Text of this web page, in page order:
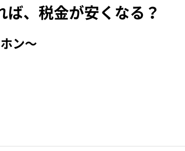
、税金が安くなる？
ン～